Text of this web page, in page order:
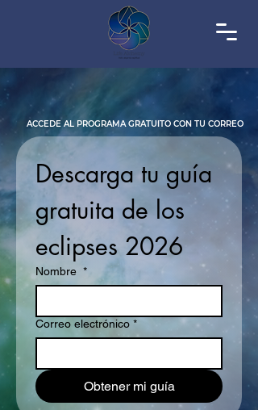
ACCEDE AL PROGRAMA GRATUITO CON TU CORREO
Descarga tu guía
gratuita de los
eclipses 2026
Nombre *
Correo electrónico *
Obtener mi guía